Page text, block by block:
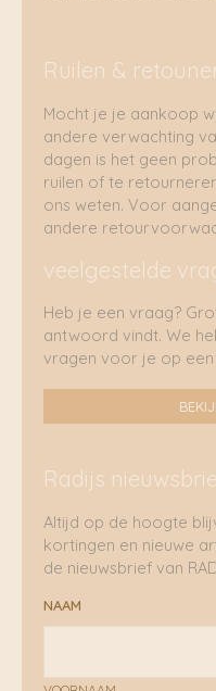
Ruilen &
Mocht je je aankoop
andere verwachting
dagen is het geen
ruilen of te
ons weten. Voor
andere
veelgestelde
Heb je een vraag?
antwoord vindt. We
vragen voor je op
Radijs
Altijd op de hoogte
kortingen en nieuwe
de nieuwsbrief van
NAAM